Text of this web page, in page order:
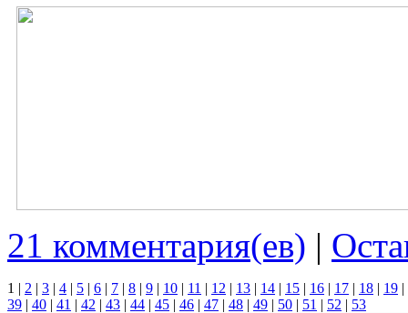
21 комментария(ев) |
1 | 2 | 3 | 4 | 5 | 6 | 7 | 8 | 9 | 10 | 11 | 12 | 13 | 14 | 15 | 16 | 17 | 18 | 19 |
39 | 40 | 41 | 42 | 43 | 44 | 45 | 46 | 47 | 48 | 49 | 50 | 51 | 52 | 53